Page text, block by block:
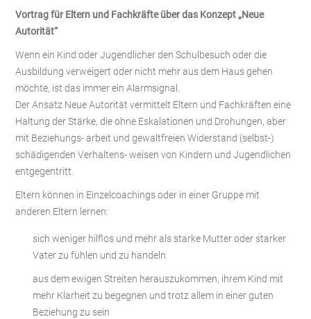
Vortrag für Eltern und Fachkräfte über das Konzept „Neue
Autorität“
Wenn ein Kind oder Jugendlicher den Schulbesuch oder die
Ausbildung verweigert oder nicht mehr aus dem Haus gehen
möchte, ist das immer ein Alarmsignal.
Der Ansatz Neue Autorität vermittelt Eltern und Fachkräften eine
Haltung der Stärke, die ohne Eskalationen und Drohungen, aber
mit Beziehungs- arbeit und gewaltfreien Widerstand (selbst-)
schädigenden Verhaltens- weisen von Kindern und Jugendlichen
entgegentritt.
Eltern können in Einzelcoachings oder in einer Gruppe mit
anderen Eltern lernen:
sich weniger hilflos und mehr als starke Mutter oder starker
Vater zu fühlen und zu handeln
aus dem ewigen Streiten herauszukommen, ihrem Kind mit
mehr Klarheit zu begegnen und trotz allem in einer guten
Beziehung zu sein